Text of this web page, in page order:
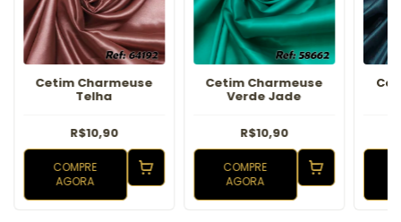
Cetim Charmeuse
Telha
R$10,90
COMPRE
AGORA
Cetim Charmeuse
Verde Jade
R$10,90
COMPRE
AGORA